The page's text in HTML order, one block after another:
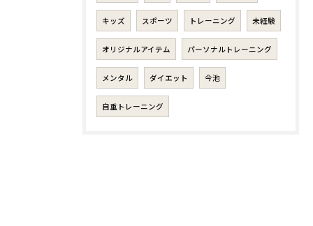
キッズ スポーツ トレーニング 未経験
オリジナルアイテム パーソナルトレーニング
メンタル ダイエット 今池
自重トレーニング